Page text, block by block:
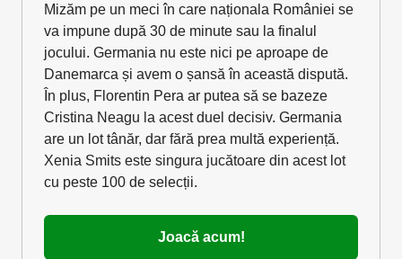
Mizăm pe un meci în care naționala României se
va impune după 30 de minute sau la finalul
jocului. Germania nu este nici pe aproape de
Danemarca și avem o șansă în această dispută.
În plus, Florentin Pera ar putea să se bazeze
Cristina Neagu la acest duel decisiv. Germania
are un lot tânăr, dar fără prea multă experiență.
Xenia Smits este singura jucătoare din acest lot
cu peste 100 de selecții.
Joacă acum!